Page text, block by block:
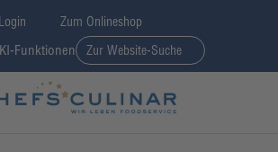
Login Zum Onlineshop
Funktionen Zur Website-Suche